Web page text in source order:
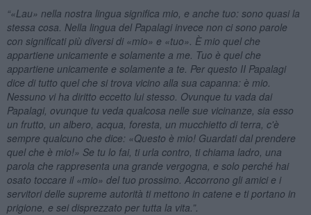
“«Lau» nella nostra lingua significa mio, e anche tuo: sono quasi la
stessa cosa. Nella lingua del Papalagi invece non ci sono parole
con significati più diversi di «mio» e «tuo». È mio quel che
appartiene unicamente e solamente a me. Tuo è quel che
appartiene unicamente e solamente a te. Per questo II Papalagi
dice di tutto quel che si trova vicino alla sua capanna: è mio.
Nessuno vi ha diritto eccetto lui stesso. Ovunque tu vada dai
Papalagi, ovunque tu veda qualcosa nelle sue vicinanze, sia esso
un frutto, un albero, acqua, foresta, un mucchietto di terra, c'è
sempre qualcuno che dice: «Questo è mio! Guardati dal prendere
quel che è mio!» Se tu lo fai, ti urla contro, ti chiama ladro, una
parola che rappresenta una grande vergogna, e solo perché hai
osato toccare il «mio» del tuo prossimo. Accorrono gli amici e i
servitori delle supreme autorità ti mettono in catene e ti portano in
prigione, e sei disprezzato per tutta la vita.”.